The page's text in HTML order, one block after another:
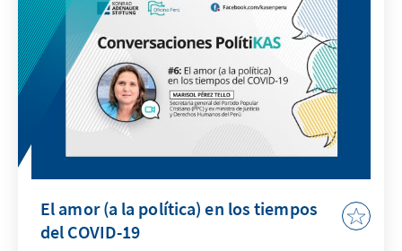
El amor (a la política) en los tiempos
del COVID-19